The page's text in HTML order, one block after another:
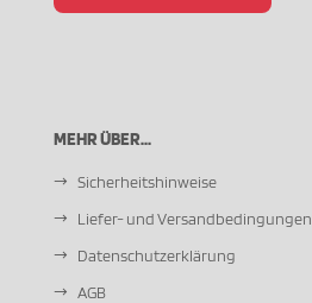
MEHR ÜBER...
Sicherheitshinweise
Liefer- und Versandbedingungen
Datenschutzerklärung
AGB